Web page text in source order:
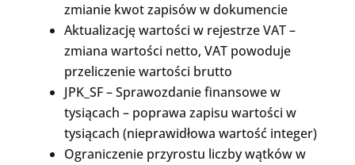
zmianie kwot zapisów w dokumencie
Aktualizację wartości w rejestrze VAT –
zmiana wartości netto, VAT powoduje
przeliczenie wartości brutto
JPK_SF – Sprawozdanie finansowe w
tysiącach – poprawa zapisu wartości w
tysiącach (nieprawidłowa wartość integer)
Ograniczenie przyrostu liczby wątków w